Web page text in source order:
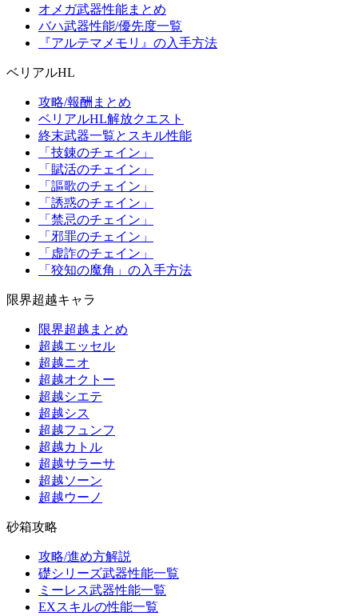
オメガ武器性能まとめ
バハ武器性能/優先度一覧
『アルテマメモリ』の入手方法
ベリアルHL
攻略/報酬まとめ
ベリアルHL解放クエスト
終末武器一覧とスキル性能
「技錬のチェイン」
「賦活のチェイン」
「謳歌のチェイン」
「誘惑のチェイン」
「禁忌のチェイン」
「邪罪のチェイン」
「虚詐のチェイン」
「狡知の魔角」の入手方法
限界超越キャラ
限界超越まとめ
超越エッセル
超越ニオ
超越オクトー
超越シエテ
超越シス
超越フュンフ
超越カトル
超越サラーサ
超越ソーン
超越ウーノ
砂箱攻略
攻略/進め方解説
礎シリーズ武器性能一覧
ミーレス武器性能一覧
EXスキルの性能一覧